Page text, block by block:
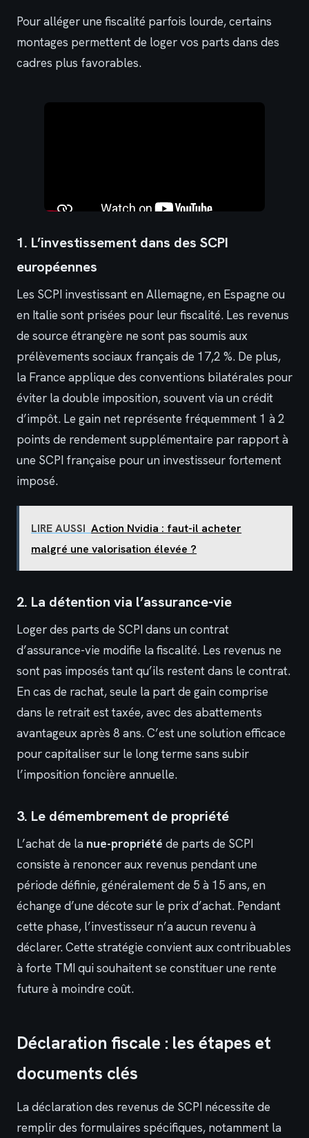
Pour alléger une fiscalité parfois lourde, certains
montages permettent de loger vos parts dans des
cadres plus favorables.
1. L’investissement dans des SCPI
européennes
Les SCPI investissant en Allemagne, en Espagne ou
en Italie sont prisées pour leur fiscalité. Les revenus
de source étrangère ne sont pas soumis aux
prélèvements sociaux français de 17,2 %. De plus,
la France applique des conventions bilatérales pour
éviter la double imposition, souvent via un crédit
d’impôt. Le gain net représente fréquemment 1 à 2
points de rendement supplémentaire par rapport à
une SCPI française pour un investisseur fortement
imposé.
LIRE AUSSI Action Nvidia : faut-il acheter
malgré une valorisation élevée ?
2. La détention via l’assurance-vie
Loger des parts de SCPI dans un contrat
d’assurance-vie modifie la fiscalité. Les revenus ne
sont pas imposés tant qu’ils restent dans le contrat.
En cas de rachat, seule la part de gain comprise
dans le retrait est taxée, avec des abattements
avantageux après 8 ans. C’est une solution efficace
pour capitaliser sur le long terme sans subir
l’imposition foncière annuelle.
3. Le démembrement de propriété
L’achat de la nue-propriété de parts de SCPI
consiste à renoncer aux revenus pendant une
période définie, généralement de 5 à 15 ans, en
échange d’une décote sur le prix d’achat. Pendant
cette phase, l’investisseur n’a aucun revenu à
déclarer. Cette stratégie convient aux contribuables
à forte TMI qui souhaitent se constituer une rente
future à moindre coût.
Déclaration fiscale : les étapes et
documents clés
La déclaration des revenus de SCPI nécessite de
remplir des formulaires spécifiques, notamment la